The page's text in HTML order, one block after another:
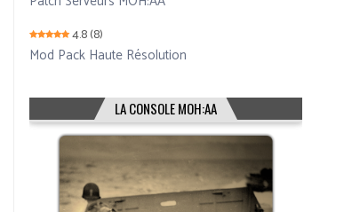
4.8(8)
Mod Pack Haute Résolution
LA CONSOLE MOH:AA